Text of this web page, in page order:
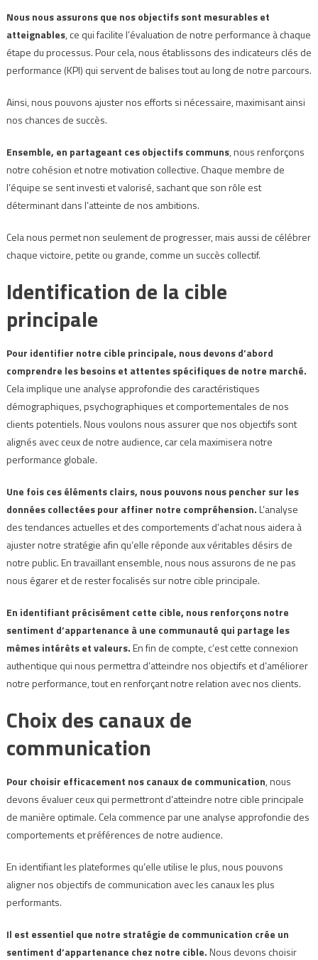
Nous nous assurons que nos objectifs sont mesurables et
atteignables, ce qui facilite l’évaluation de notre performance à chaque
étape du processus. Pour cela, nous établissons des indicateurs clés de
performance (KPI) qui servent de balises tout au long de notre parcours.
Ainsi, nous pouvons ajuster nos efforts si nécessaire, maximisant ainsi
nos chances de succès.
Ensemble, en partageant ces objectifs communs, nous renforçons
notre cohésion et notre motivation collective. Chaque membre de
l’équipe se sent investi et valorisé, sachant que son rôle est
déterminant dans l’atteinte de nos ambitions.
Cela nous permet non seulement de progresser, mais aussi de célébrer
chaque victoire, petite ou grande, comme un succès collectif.
Identification de la cible
principale
Pour identifier notre cible principale, nous devons d’abord
comprendre les besoins et attentes spécifiques de notre marché.
Cela implique une analyse approfondie des caractéristiques
démographiques, psychographiques et comportementales de nos
clients potentiels. Nous voulons nous assurer que nos objectifs sont
alignés avec ceux de notre audience, car cela maximisera notre
performance globale.
Une fois ces éléments clairs, nous pouvons nous pencher sur les
données collectées pour affiner notre compréhension.L’analyse
des tendances actuelles et des comportements d’achat nous aidera à
ajuster notre stratégie afin qu’elle réponde aux véritables désirs de
notre public. En travaillant ensemble, nous nous assurons de ne pas
nous égarer et de rester focalisés sur notre cible principale.
En identifiant précisément cette cible, nous renforçons notre
sentiment d’appartenance à une communauté qui partage les
mêmes intérêts et valeurs.En fin de compte, c’est cette connexion
authentique qui nous permettra d’atteindre nos objectifs et d’améliorer
notre performance, tout en renforçant notre relation avec nos clients.
Choix des canaux de
communication
Pour choisir efficacement nos canaux de communication, nous
devons évaluer ceux qui permettront d’atteindre notre cible principale
de manière optimale. Cela commence par une analyse approfondie des
comportements et préférences de notre audience.
En identifiant les plateformes qu’elle utilise le plus, nous pouvons
aligner nos objectifs de communication avec les canaux les plus
performants.
Il est essentiel que notre stratégie de communication crée un
sentiment d’appartenance chez notre cible.Nous devons choisir